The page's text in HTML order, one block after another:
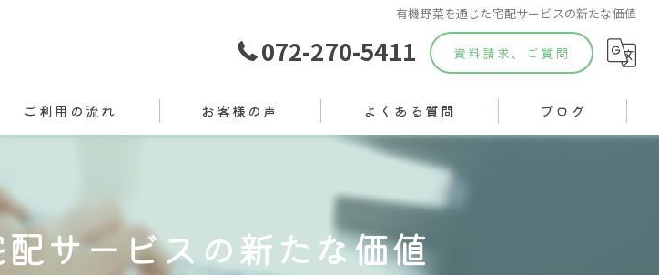
有機野菜を通じた宅配サービスの新たな価値
072-270-5411 資料請求、ご質問
ご利用の流れ お客様の声 よくある質問 ブログ
サービスの新たな価値